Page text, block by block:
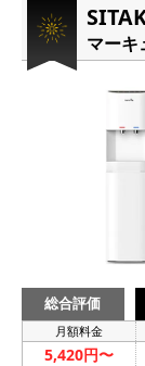
マーキ
総合評価
月額料金
5,420円〜